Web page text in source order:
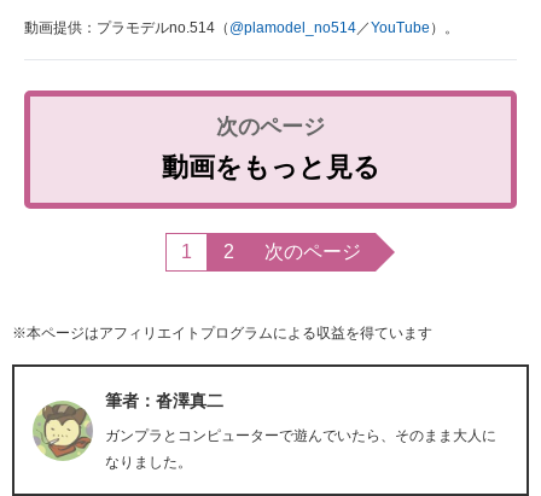
動画提供：プラモデルno.514（ @plamodel_no514／YouTube ）。
動画をもっと見る
1 2 次のページ
※本ページはアフィリエイトプログラムによる収益を得ています
筆者：沓澤真二
ガンプラとコンピューターで遊んでいたら、そのまま大人に
なりました。